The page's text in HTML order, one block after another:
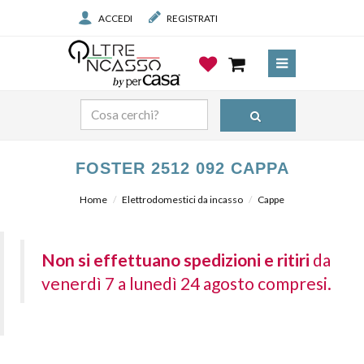
ACCEDI REGISTRATI
FOSTER 2512 092 CAPPA
Home Elettrodomestici da incasso Cappe
Non si effettuano spedizioni e ritiri da
venerdì 7 a lunedì 24 agosto compresi.